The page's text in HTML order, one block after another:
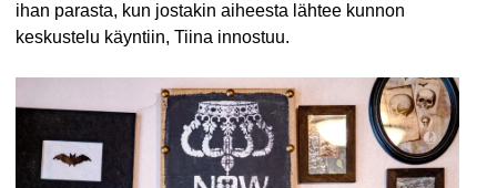
ihan parasta, kun jostakin aiheesta lähtee kunnon
keskustelu käyntiin, Tiina innostuu.